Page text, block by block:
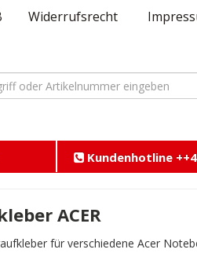
Widerrufsrecht
Kundenhotline
ACER
für verschiedene Acer